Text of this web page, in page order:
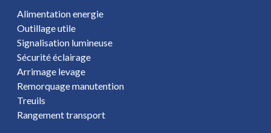
Alimentation energie
Outillage utile
Signalisation lumineuse
Sécurité éclairage
Arrimage levage
Remorquage manutention
Treuils
Rangement transport